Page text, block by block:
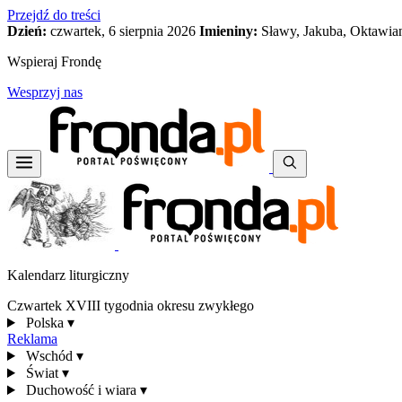
Przejdź do treści
Dzień: czwartek, 6 sierpnia 2026 Imieniny: Sławy, Jakuba,
Wspieraj Frondę
Wesprzyj nas
Kalendarz liturgiczny
Czwartek XVIII tygodnia okresu zwykłego
Polska ▾
Reklama
Wschód ▾
Świat ▾
Duchowość i wiara ▾